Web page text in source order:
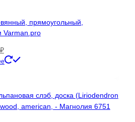
прямоугольный,
Varman.pro
₽Текущая
цена: